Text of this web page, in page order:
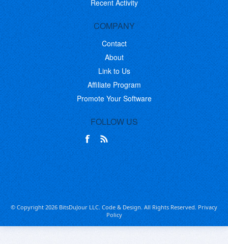
Recent Activity
COMPANY
Contact
About
Link to Us
Affiliate Program
Promote Your Software
FOLLOW US
© Copyright 2026 BitsDuJour LLC. Code & Design. All Rights Reserved.Privacy
Policy